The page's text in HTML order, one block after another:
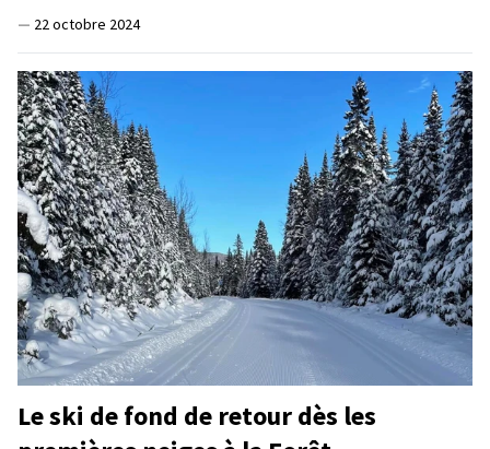
— 22 octobre 2024
Le ski de fond de retour dès les